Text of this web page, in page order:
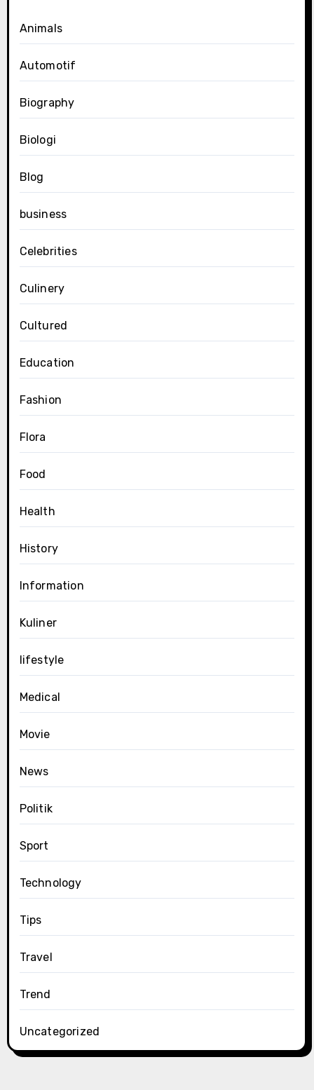
Animals
Automotif
Biography
Biologi
Blog
business
Celebrities
Culinery
Cultured
Education
Fashion
Flora
Food
Health
History
Information
Kuliner
lifestyle
Medical
Movie
News
Politik
Sport
Technology
Tips
Travel
Trend
Uncategorized